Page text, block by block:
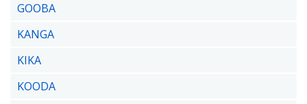
GOOBA
KANGA
KIKA
KOODA